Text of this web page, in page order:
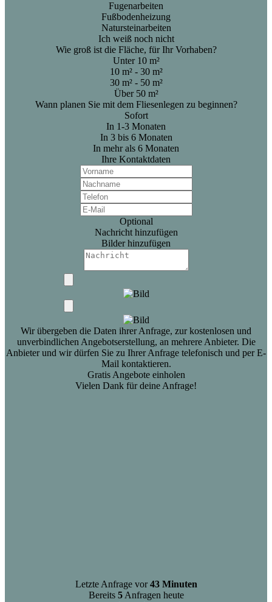
Fugenarbeiten
Fußbodenheizung
Natursteinarbeiten
Ich weiß noch nicht
Wie groß ist die Fläche, für Ihr Vorhaben?
Unter 10 m²
10 m² - 30 m²
30 m² - 50 m²
Über 50 m²
Wann planen Sie mit dem Fliesenlegen zu beginnen?
Sofort
In 1-3 Monaten
In 3 bis 6 Monaten
In mehr als 6 Monaten
Ihre Kontaktdaten
Optional
Nachricht hinzufügen
Bilder hinzufügen
Wir übergeben die Daten ihrer Anfrage, zur kostenlosen und
unverbindlichen Angebotserstellung, an mehrere Anbieter. Die
Anbieter und wir dürfen Sie zu Ihrer Anfrage telefonisch und per E-
Mail kontaktieren.
Gratis Angebote einholen
Vielen Dank für deine Anfrage!
Letzte Anfrage vor43 Minuten
Bereits 5Anfragen heute